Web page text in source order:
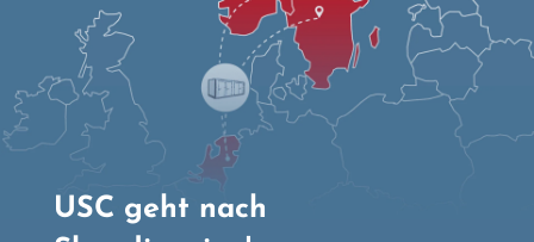
USC geht nach